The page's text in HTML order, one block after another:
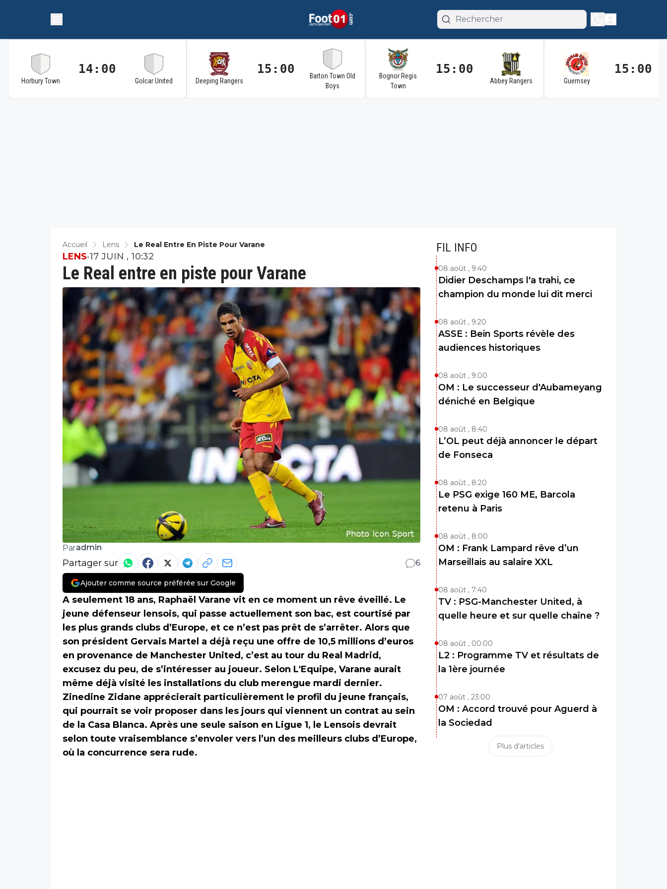
Horbury Town
14:00
Golcar United Deeping Rangers
15:00
Barton Town Old
Boys
Bognor Regis
Town
15:00
Abbey Rangers Guernsey
15:00
Accueil Lens Le Real Entre En Piste Pour Varane
Le Real entre en piste pour Varane
LENS•17 JUIN , 10:32
Paradmin
Partager sur 6
Ajouter comme source préférée sur Google
A seulement 18 ans, Raphaël Varane vit en ce moment un rêve éveillé. Le
jeune défenseur lensois, qui passe actuellement son bac, est courtisé par
les plus grands clubs d’Europe, et ce n’est pas prêt de s’arrêter. Alors que
son président Gervais Martel a déjà reçu une offre de 10,5 millions d’euros
en provenance de Manchester United, c’est au tour du Real Madrid,
excusez du peu, de s’intéresser au joueur. Selon L'Equipe, Varane aurait
même déjà visité les installations du club merengue mardi dernier.
Zinedine Zidane apprécierait particulièrement le profil du jeune français,
qui pourrait se voir proposer dans les jours qui viennent un contrat au sein
de la Casa Blanca. Après une seule saison en Ligue 1, le Lensois devrait
selon toute vraisemblance s’envoler vers l’un des meilleurs clubs d’Europe,
où la concurrence sera rude.
FIL INFO
08 août , 9:40
Didier Deschamps l'a trahi, ce
champion du monde lui dit merci
08 août , 9:20
ASSE : Bein Sports révèle des
audiences historiques
08 août , 9:00
OM : Le successeur d'Aubameyang
déniché en Belgique
08 août , 8:40
L’OL peut déjà annoncer le départ
de Fonseca
08 août , 8:20
Le PSG exige 160 ME, Barcola
retenu à Paris
08 août , 8:00
OM : Frank Lampard rêve d’un
Marseillais au salaire XXL
08 août , 7:40
TV : PSG-Manchester United, à
quelle heure et sur quelle chaîne ?
08 août , 00:00
L2 : Programme TV et résultats de
la 1ère journée
07 août , 23:00
OM : Accord trouvé pour Aguerd à
la Sociedad
Plus d'articles